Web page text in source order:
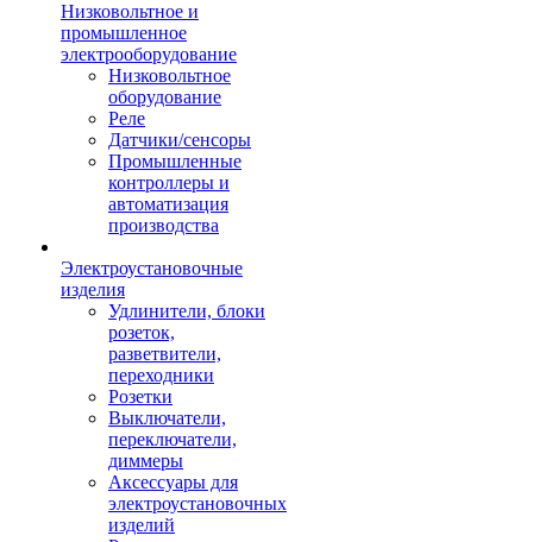
Низковольтное и
промышленное
электрооборудование
Низковольтное
оборудование
Реле
Датчики/сенсоры
Промышленные
контроллеры и
автоматизация
производства
Электроустановочные
изделия
Удлинители, блоки
розеток,
разветвители,
переходники
Розетки
Выключатели,
переключатели,
диммеры
Аксессуары для
электроустановочных
изделий